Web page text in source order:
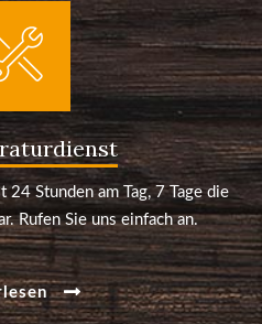
Stunden am Tag, 7 Tage die
Rufen Sie uns einfach an.